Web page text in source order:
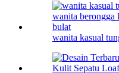
wanita kasual